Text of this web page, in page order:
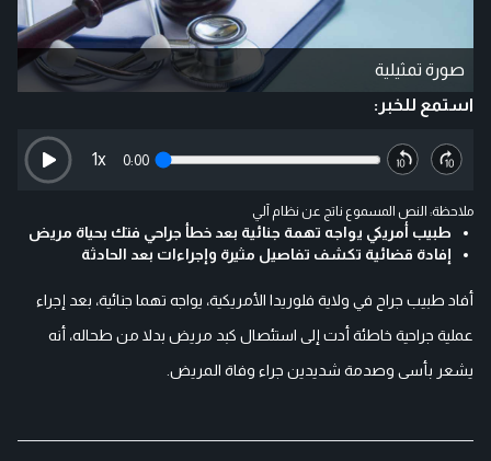
صورة تمثيلية
استمع للخبر:
0:00
1x
ملاحظة: النص المسموع ناتج عن نظام آلي
طبيب أمريكي يواجه تهمة جنائية بعد خطأ جراحي فتك بحياة مريض
إفادة قضائية تكشف تفاصيل مثيرة وإجراءات بعد الحادثة
أفاد طبيب جراح في ولاية فلوريدا الأمريكية، يواجه تهما جنائية، بعد إجراء
عملية جراحية خاطئة أدت إلى استئصال كبد مريض بدلا من طحاله، أنه
يشعر بأسى وصدمة شديدين جراء وفاة المريض.